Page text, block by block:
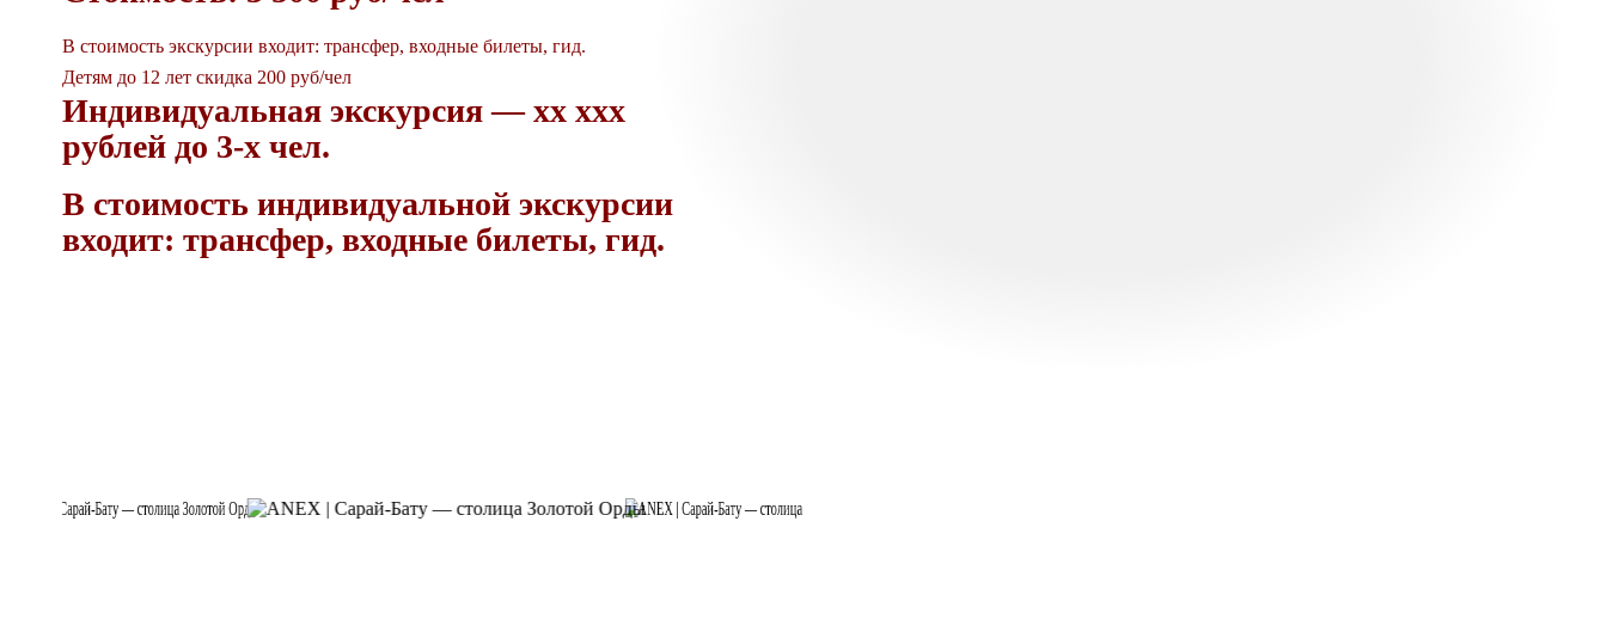
В стоимость экскурсии входит: трансфер, входные билеты, гид.
Детям до 12 лет скидка 200 руб/чел
Индивидуальная экскурсия — хх ххх
рублей до 3-х чел.
В стоимость индивидуальной экскурсии
входит: трансфер, входные билеты, гид.